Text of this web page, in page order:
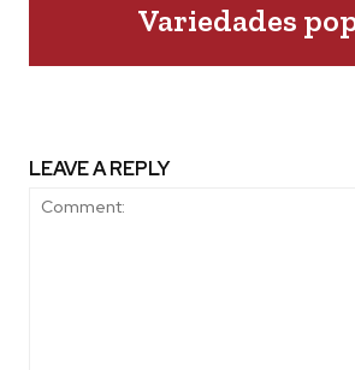
Variedades
LEAVE A REPLY